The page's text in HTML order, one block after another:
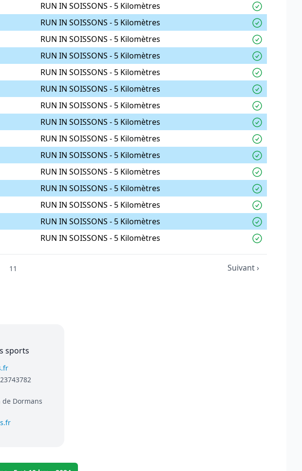
RUN IN SOISSONS - 5 Kilomètres
RUN IN SOISSONS - 5 Kilomètres
RUN IN SOISSONS - 5 Kilomètres
RUN IN SOISSONS - 5 Kilomètres
RUN IN SOISSONS - 5 Kilomètres
RUN IN SOISSONS - 5 Kilomètres
RUN IN SOISSONS - 5 Kilomètres
RUN IN SOISSONS - 5 Kilomètres
RUN IN SOISSONS - 5 Kilomètres
RUN IN SOISSONS - 5 Kilomètres
RUN IN SOISSONS - 5 Kilomètres
RUN IN SOISSONS - 5 Kilomètres
RUN IN SOISSONS - 5 Kilomètres
RUN IN SOISSONS - 5 Kilomètres
RUN IN SOISSONS - 5 Kilomètres
11 Suivant ›
sports
de Dormans